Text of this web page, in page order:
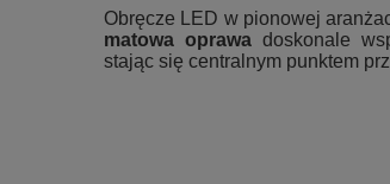
Obręcze LED w pionowej
matowa oprawa doskonale
stając się centralnym punktem